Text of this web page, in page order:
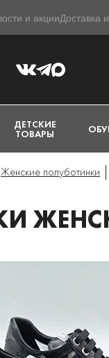
и акцииДоставка
ДЕТСКИЕ
ТОВАРЫ
Женские полуботинки